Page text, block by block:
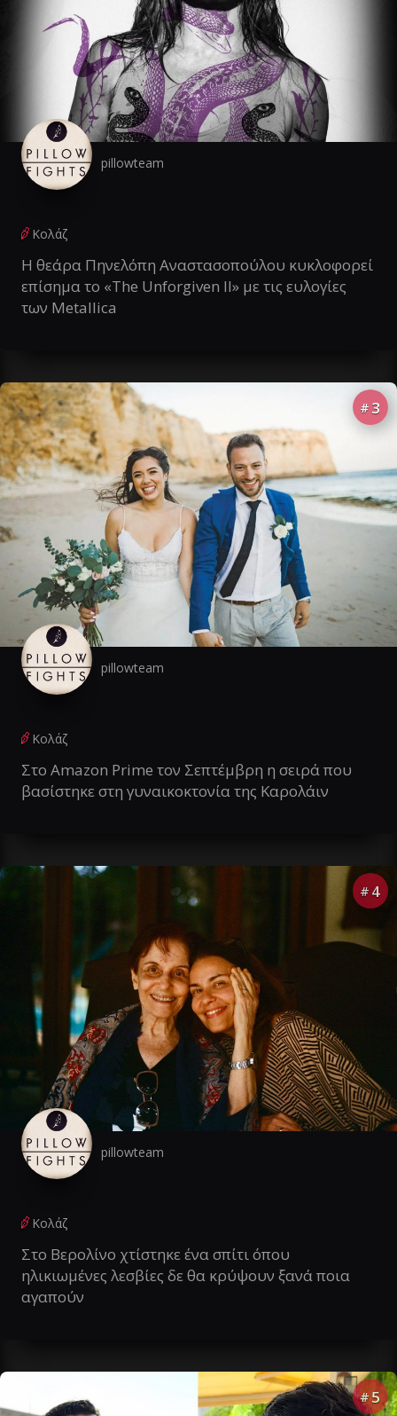
pillowteam
Κολάζ
Η θεάρα Πηνελόπη Αναστασοπούλου κυκλοφορεί
επίσημα το «The Unforgiven II» με τις ευλογίες
των Metallica
# 3
pillowteam
Κολάζ
Στο Amazon Prime τον Σεπτέμβρη η σειρά που
βασίστηκε στη γυναικοκτονία της Καρολάιν
# 4
pillowteam
Κολάζ
Στο Βερολίνο χτίστηκε ένα σπίτι όπου
ηλικιωμένες λεσβίες δε θα κρύψουν ξανά ποια
αγαπούν
# 5